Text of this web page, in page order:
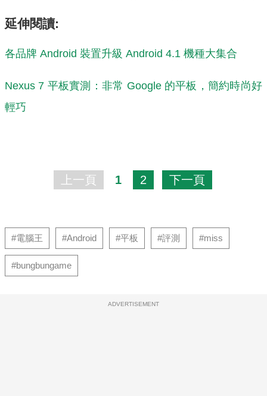
延伸閱讀:
各品牌 Android 裝置升級 Android 4.1 機種大集合
Nexus 7 平板實測：非常 Google 的平板，簡約時尚好
輕巧
上一頁 1 2 下一頁
#電腦王 #Android #平板 #評測 #miss
#bungbungame
ADVERTISEMENT